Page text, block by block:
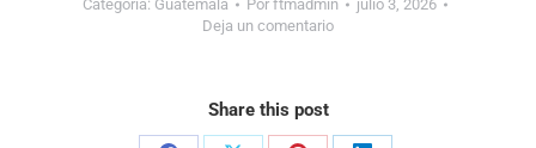
Categoría: Guatemala Por ftmadmin
julio 3, 2026
Deja un comentario
Share this post